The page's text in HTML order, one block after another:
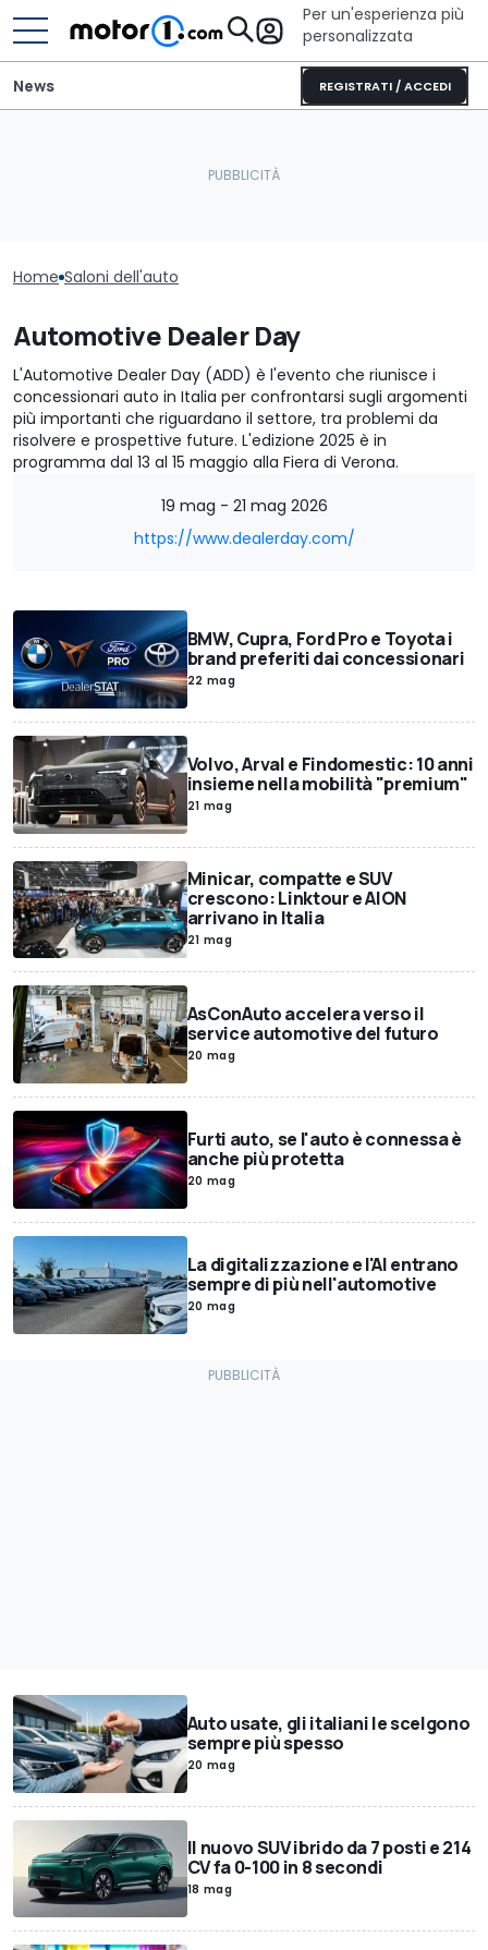
Per un'esperienza più
personalizzata
REGISTRATI / ACCEDI
News
Home Saloni dell'auto
Automotive Dealer Day
L'Automotive Dealer Day (ADD) è l'evento che riunisce i
concessionari auto in Italia per confrontarsi sugli argomenti
più importanti che riguardano il settore, tra problemi da
risolvere e prospettive future. L'edizione 2025 è in
programma dal 13 al 15 maggio alla Fiera di Verona.
19 mag - 21 mag 2026
https://www.dealerday.com/
BMW, Cupra, Ford Pro e Toyota i
brand preferiti dai concessionari
22 mag
Volvo, Arval e Findomestic: 10 anni
insieme nella mobilità "premium"
21 mag
Minicar, compatte e SUV
crescono: Linktour e AION
arrivano in Italia
21 mag
AsConAuto accelera verso il
service automotive del futuro
20 mag
Furti auto, se l'auto è connessa è
anche più protetta
20 mag
La digitalizzazione e l'AI entrano
sempre di più nell'automotive
20 mag
Auto usate, gli italiani le scelgono
sempre più spesso
20 mag
Il nuovo SUV ibrido da 7 posti e 214
CV fa 0-100 in 8 secondi
18 mag